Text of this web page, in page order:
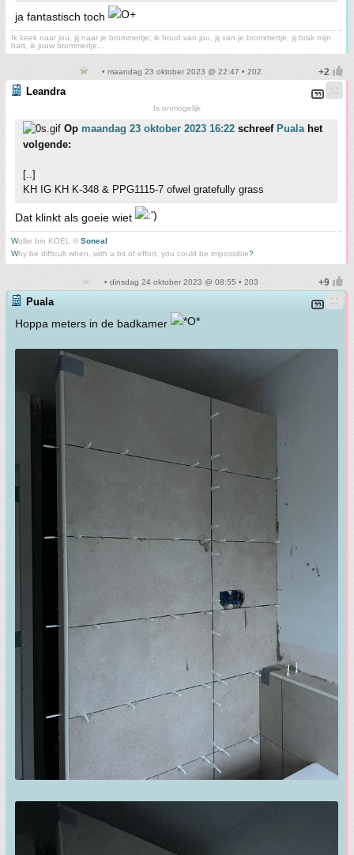
ja fantastisch toch
Ik keek naar jou, jij naar je brommertje; ik houd van jou, jij van je brommertje; jij brak mijn
hart, ik jouw brommertje...
• maandag 23 oktober 2023 @ 22:47 • 202
Leandra
Is onmogelijk
Op maandag 23 oktober 2023 16:22 schreef Pualahet
volgende:
[..]
KH IG KH K-348 & PPG1115-7 ofwel gratefully grass
Dat klinkt als goeie wiet
Wullie bin KOEL © Soneal
Why be difficult when, with a bit of effort, you could be impossible?
• dinsdag 24 oktober 2023 @ 08:55 • 203
Puala
Hoppa meters in de badkamer